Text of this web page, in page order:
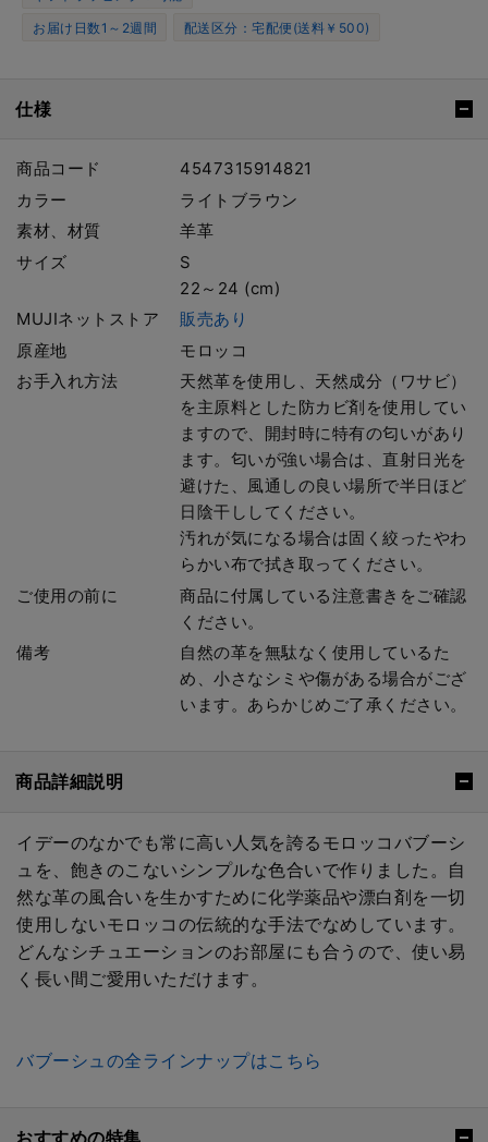
お届け日数1～2週間
配送区分：宅配便(送料￥500)
仕様
商品コード
4547315914821
カラー
ライトブラウン
素材、材質
羊革
サイズ
S
22～24 (cm)
MUJIネットストア
販売あり
原産地
モロッコ
お手入れ方法
天然革を使用し、天然成分（ワサビ）
を主原料とした防カビ剤を使用してい
ますので、開封時に特有の匂いがあり
ます。匂いが強い場合は、直射日光を
避けた、風通しの良い場所で半日ほど
日陰干ししてください。
汚れが気になる場合は固く絞ったやわ
らかい布で拭き取ってください。
ご使用の前に
商品に付属している注意書きをご確認
ください。
備考
自然の革を無駄なく使用しているた
め、小さなシミや傷がある場合がござ
います。あらかじめご了承ください。
商品詳細説明
イデーのなかでも常に高い人気を誇るモロッコバブーシ
ュを、飽きのこないシンプルな色合いで作りました。自
然な革の風合いを生かすために化学薬品や漂白剤を一切
使用しないモロッコの伝統的な手法でなめしています。
どんなシチュエーションのお部屋にも合うので、使い易
く長い間ご愛用いただけます。
バブーシュの全ラインナップはこちら
おすすめの特集